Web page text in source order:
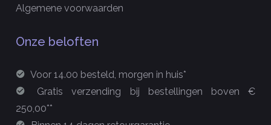
Algemene voorwaarden
Onze beloften
Voor 14.00 besteld, morgen in huis*
Gratis verzending bij bestellingen boven €
250,00**